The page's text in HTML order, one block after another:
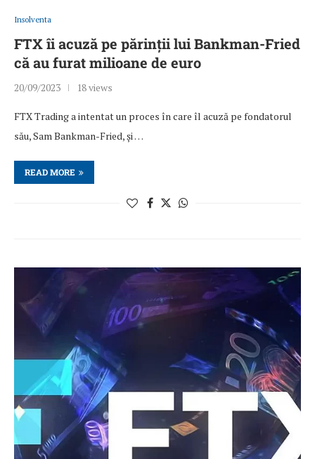
Insolventa
FTX îi acuză pe părinții lui Bankman-Fried
că au furat milioane de euro
20/09/2023 18 views
FTX Trading a intentat un proces în care îl acuză pe fondatorul
său, Sam Bankman-Fried, și …
READ MORE